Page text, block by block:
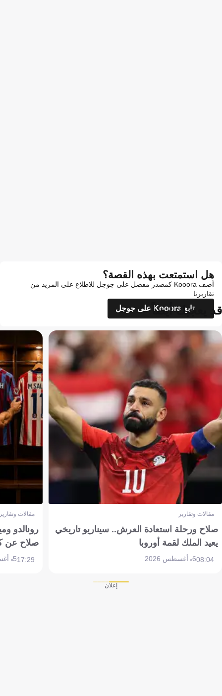
هل استمتعت بهذه القصة؟
أضف Kooora كمصدر مفضل على جوجل للاطلاع على المزيد من
تقاريرنا
تابع Kooora على جوجل
قد يعجبك أيضاً
مقالات وتقارير
صلاح ورحلة استعادة العرش.. سيناريو تاريخي
يعيد الملك لقمة أوروبا
08:046 أغسطس 2026
مقالات
رونالدو
صلاح عن
17:295 أغسطس 2026
إعلان